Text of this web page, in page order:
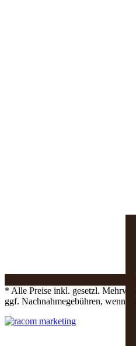
* Alle Preise inkl. gesetzl.
ggf. Nachnahmegebühren, wenn